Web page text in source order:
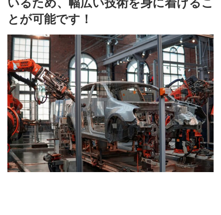
いるため、幅広い技術を身に着けるこ
とが可能です！